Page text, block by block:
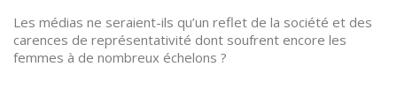
Les médias ne seraient-ils qu’un reflet de la société et des
carences de représentativité dont soufrent encore les
femmes à de nombreux échelons ?